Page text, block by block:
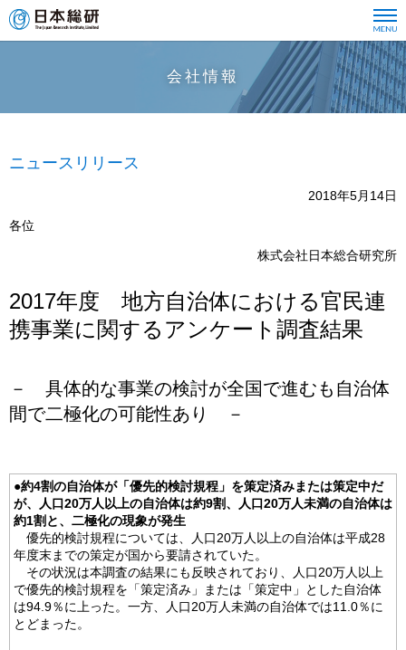
会社情報
ニュースリリース
2018年5月14日
各位
株式会社日本総合研究所
2017年度 地方自治体における官民連
携事業に関するアンケート調査結果
－ 具体的な事業の検討が全国で進むも自治体
間で二極化の可能性あり －
●約4割の自治体が「優先的検討規程」を策定済みまたは策定中だ
が、人口20万人以上の自治体は約9割、人口20万人未満の自治体は
約1割と、二極化の現象が発生
優先的検討規程については、人口20万人以上の自治体は平成28
年度末までの策定が国から要請されていた。
その状況は本調査の結果にも反映されており、人口20万人以上
で優先的検討規程を「策定済み」または「策定中」とした自治体
は94.9％に上った。一方、人口20万人未満の自治体では11.0％に
とどまった。